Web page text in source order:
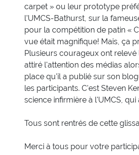
carpet » ou leur prototype
l'UMCS-Bathurst, sur la
pour la compétition de patin «
vue était magnifique! Mais, ça
Plusieurs courageux ont relevé
attiré l'attention des médias
place qu'il a publié sur son
les participants. C'est Steven
science infirmière à l'UMCS,
Tous sont rentrés de cette
Merci à tous pour votre